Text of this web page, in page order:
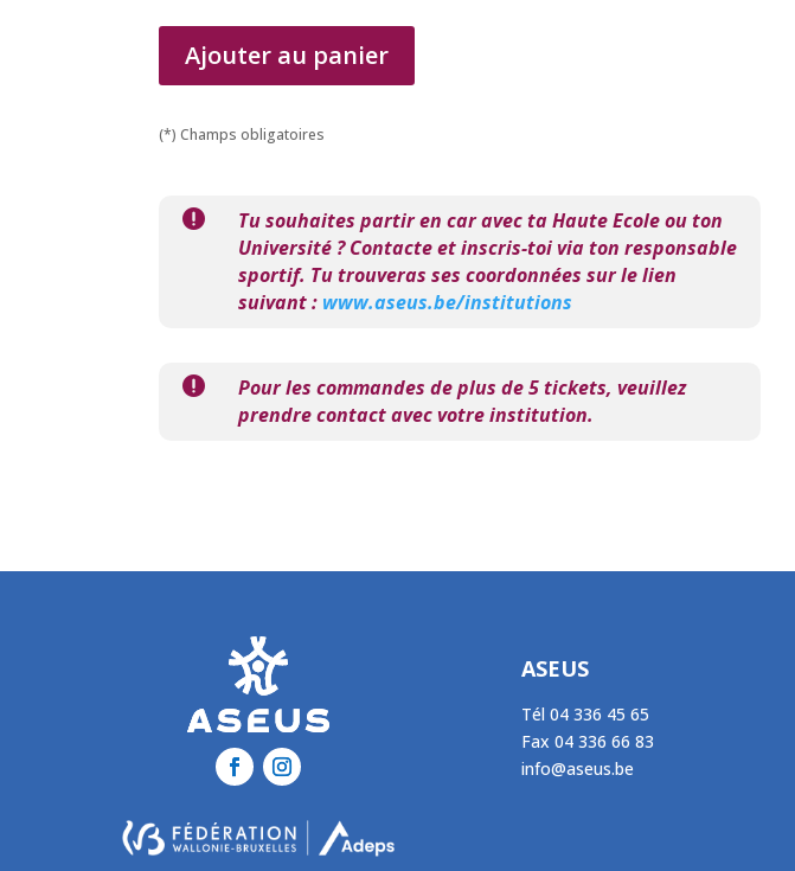
Ajouter au panier
(*) Champs obligatoires

Tu souhaites partir en car avec ta Haute Ecole ou ton
Université ? Contacte et inscris-toi via ton responsable
sportif. Tu trouveras ses coordonnées sur le lien
suivant : www.aseus.be/institutions

Pour les commandes de plus de 5 tickets, veuillez
prendre contact avec votre institution.
ASEUS
Tél 04 336 45 65
Fax 04 336 66 83
info@aseus.be